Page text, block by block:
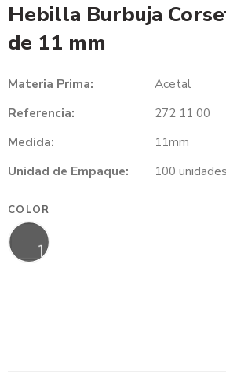
Hebilla Burbuja
de 11 mm
Materia Prima:
Acetal
Referencia:
272 11 00
Medida:
11mm
Unidad de Empaque:
100 unidades
COLOR